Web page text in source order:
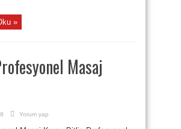
»
Masaj
Yorum yap